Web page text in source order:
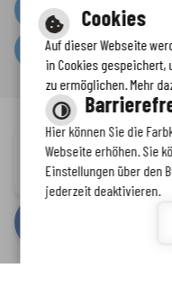
Presseinformationen
Serviceportal
Inhalt-Impressum-
by
Immer auf dem
www.enkreis.de möchte
Cookies
Auf dieser Webseite
in Cookies gespeichert,
zu ermöglichen. Mehr
Hier können Sie die
Webseite erhöhen. Sie
Einstellungen über den
jederzeit deaktivieren.